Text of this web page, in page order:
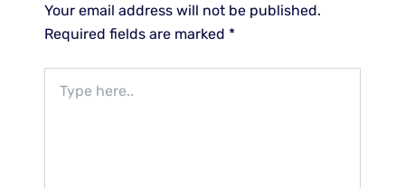
Your email address will not be published.
Required fields are marked *
here..